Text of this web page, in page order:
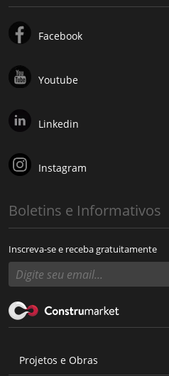
Facebook
Youtube
Linkedin
Instagram
Boletins e Informativos
Inscreva-se e receba gratuitamente
Projetos e Obras